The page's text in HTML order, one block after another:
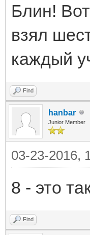
Блин!
взял
каждый
Find
hanbar
Junior Member
03-23-2016,
8 - это
Find